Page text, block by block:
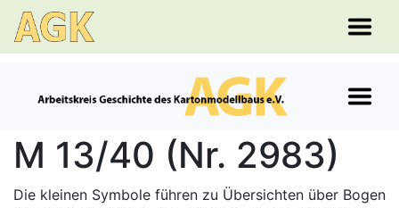
M 13/40 (Nr. 2983)
Die kleinen Symbole führen zu Übersichten über Bogen